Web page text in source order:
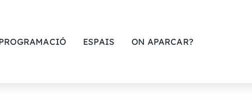
ESPAIS ON APARCAR?